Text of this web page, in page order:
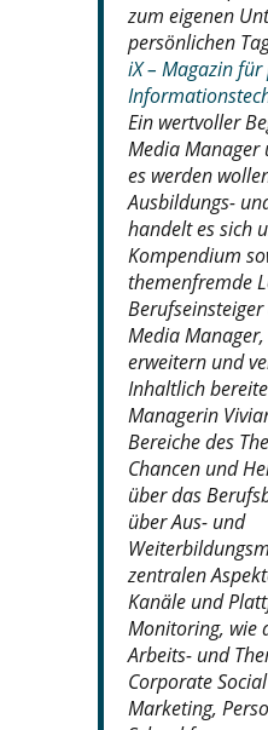
zum eigenen
persönlichen
iX – Magazin
Ein wertvoller
Media Manager
es werden
Ausbildungs-
handelt es sich
Kompendium
themenfremde
Media
erweitern und
Inhaltlich
Managerin
Bereiche des
Chancen und
über das
über Aus- und
zentralen
Kanäle und
Monitoring, wie
Arbeits- und
Corporate
Marketing,